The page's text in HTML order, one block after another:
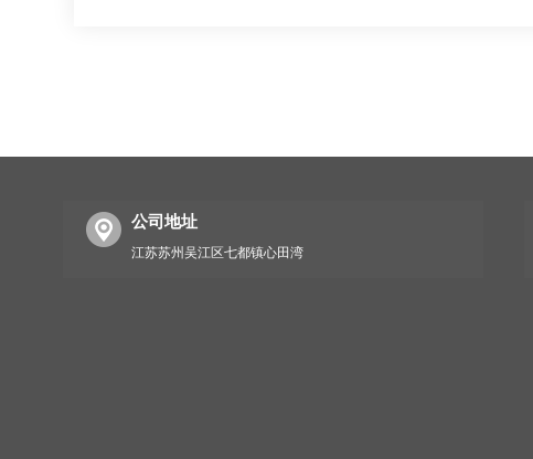
公司地址
江苏苏州吴江区七都镇心田湾